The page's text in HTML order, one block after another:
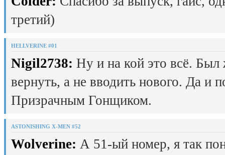
третий)
HELLVERINE #01
Nigil2738: Ну и на кой это всё.
вернуть, а не вводить нового. Да и
Призрачным Гонщиком.
ASTONISHING X-MEN #52
Wolverine: А 51-ый номер, я так